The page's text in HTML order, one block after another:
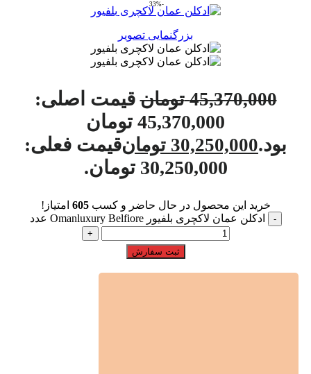
-33%
بزرگنمایی تصویر
45,370,000 تومان قیمت اصلی:
45,370,000 تومان
بود.30,250,000 تومانقیمت فعلی:
30,250,000 تومان.
خرید این محصول در حال حاضر و کسب605 امتیاز!
ادکلن عمان لاکچری بلفیور Omanluxury Belfiore عدد
ثبت سفارش